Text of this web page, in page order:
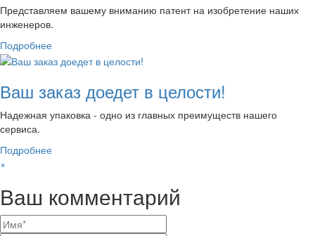
Представляем вашему вниманию патент на изобретение наших
инженеров.
Подробнее
Ваш заказ доедет в целости!
Надежная упаковка - одно из главных преимуществ нашего
сервиса.
Подробнее
×
Ваш комментарий